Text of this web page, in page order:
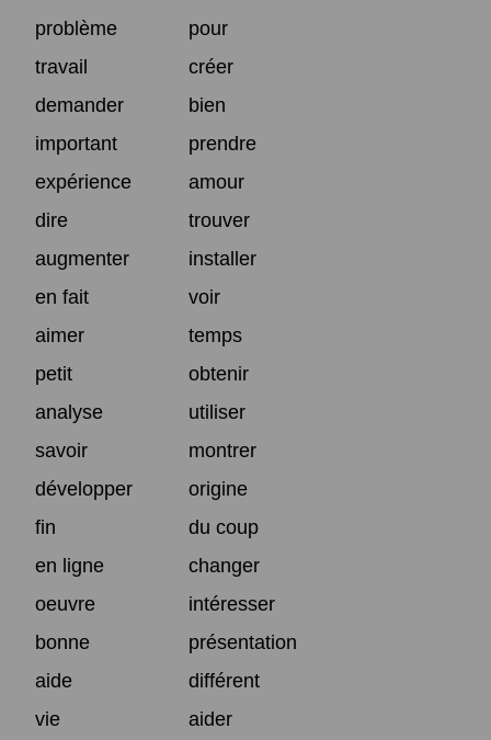
problème
pour
travail
créer
demander
bien
important
prendre
expérience
amour
dire
trouver
augmenter
installer
en fait
voir
aimer
temps
petit
obtenir
analyse
utiliser
savoir
montrer
développer
origine
fin
du coup
en ligne
changer
oeuvre
intéresser
bonne
présentation
aide
différent
vie
aider